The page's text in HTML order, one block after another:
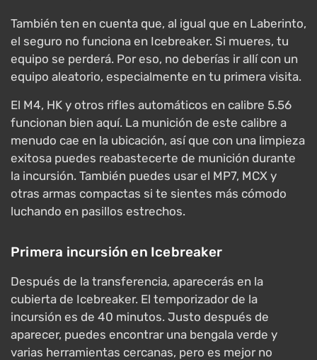
También ten en cuenta que, al igual que en Laberinto,
el seguro no funciona en Icebreaker. Si mueres, tu
equipo se perderá. Por eso, no deberías ir allí con un
equipo aleatorio, especialmente en tu primera visita.
El M4, HK y otros rifles automáticos en calibre 5.56
funcionan bien aquí. La munición de este calibre a
menudo cae en la ubicación, así que con una limpieza
exitosa puedes reabastecerte de munición durante
la incursión. También puedes usar el MP7, MCX y
otras armas compactas si te sientes más cómodo
luchando en pasillos estrechos.
Primera incursión en Icebreaker
Después de la transferencia, aparecerás en la
cubierta de Icebreaker. El temporizador de la
incursión es de 40 minutos. Justo después de
aparecer, puedes encontrar una bengala verde y
varias herramientas cercanas, pero es mejor no